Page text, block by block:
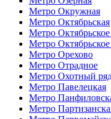
Метро Окружная
Метро Октябрьская
Метро
Метро
Метро Орехово
Метро Отрадное
Метро Охотный
Метро Павелецкая
Метро
Метро